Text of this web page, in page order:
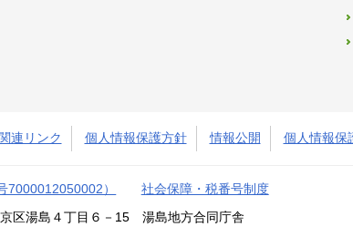
関連リンク 個人情報保護方針 情報公開 個人情報保
7000012050002） 社会保障・税番号制度
区湯島４丁目６－15 湯島地方合同庁舎